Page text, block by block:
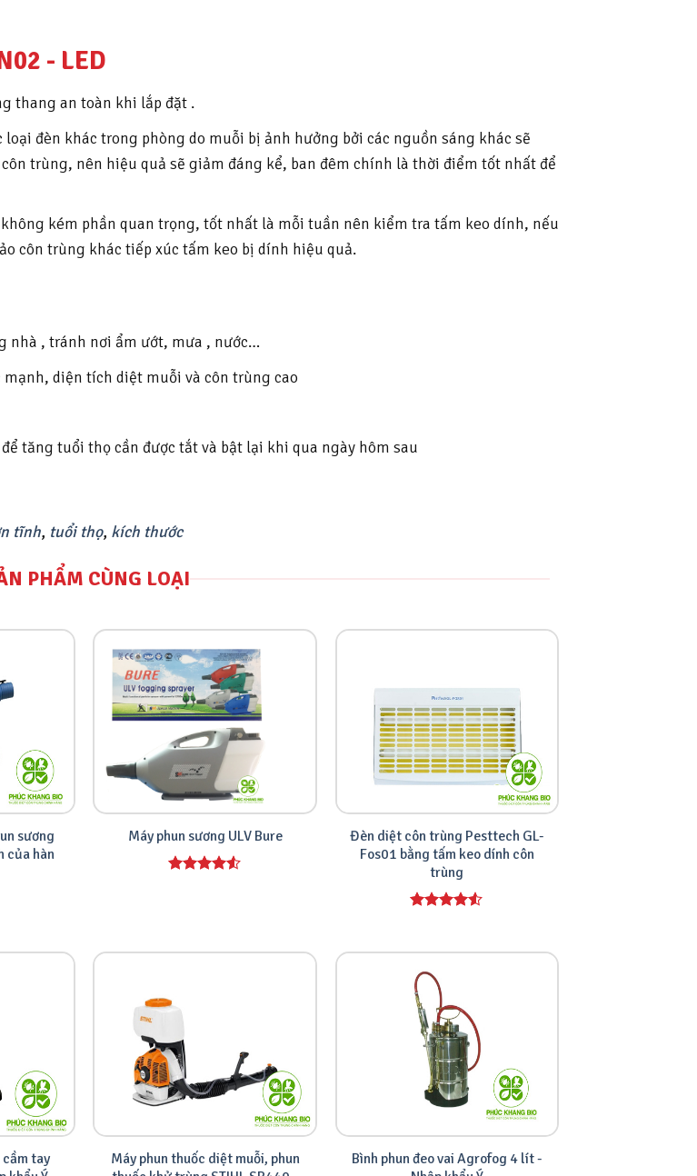
- LED
thang an toàn khi lắp đặt .
đèn khác trong phòng do muỗi bị ảnh hưởng bởi các nguồn sáng khác sẽ
trùng, nên hiệu quả sẽ giảm đáng kể, ban đêm chính là thời điểm tốt nhất để
kém phần quan trọng, tốt nhất là mỗi tuần nên kiểm tra tấm keo dính, nếu
côn trùng khác tiếp xúc tấm keo bị dính hiệu quả.
nhà , tránh nơi ẩm ướt, mưa , nước…
diện tích diệt muỗi và côn trùng cao
tăng tuổi thọ cần được tắt và bật lại khi qua ngày hôm sau
tĩnh, tuổi thọ, kích thước
PHẨM CÙNG LOẠI
sương
của hàn
Máy phun sương ULV Bure
Đèn diệt côn trùng Pesttech GL-
Fos01 bằng tấm keo dính côn
trùng
5 sao
tay
Máy phun thuốc diệt muỗi, phun
Bình phun đeo vai Agrofog 4 lít -